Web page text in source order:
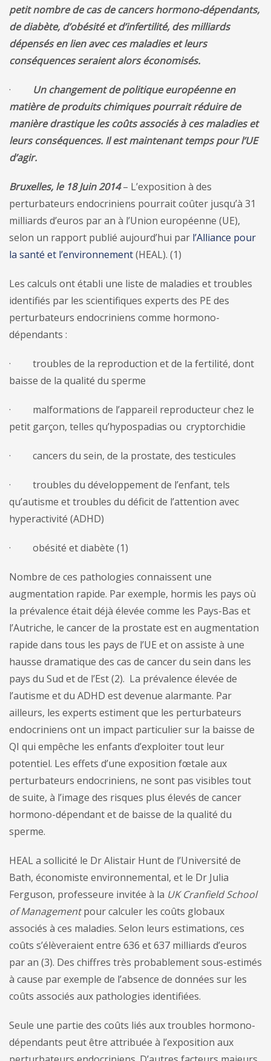
petit nombre de cas de cancers hormono-dépendants,
de diabète, d’obésité et d’infertilité, des milliards
dépensés en lien avec ces maladies et leurs
conséquences seraient alors économisés.
· Un changement de politique européenne en
matière de produits chimiques pourrait réduire de
manière drastique les coûts associés à ces maladies et
leurs conséquences. Il est maintenant temps pour l’UE
d’agir.
Bruxelles, le 18 Juin 2014– L’exposition à des
perturbateurs endocriniens pourrait coûter jusqu’à 31
milliards d’euros par an à l’Union européenne (UE),
selon un rapport publié aujourd’hui par l’Alliance pour
la santé et l’environnement(HEAL). (1)
Les calculs ont établi une liste de maladies et troubles
identifiés par les scientifiques experts des PE des
perturbateurs endocriniens comme hormono-
dépendants :
· troubles de la reproduction et de la fertilité, dont
baisse de la qualité du sperme
· malformations de l’appareil reproducteur chez le
petit garçon, telles qu’hypospadias ou cryptorchidie
· cancers du sein, de la prostate, des testicules
· troubles du développement de l’enfant, tels
qu’autisme et troubles du déficit de l’attention avec
hyperactivité (ADHD)
· obésité et diabète (1)
Nombre de ces pathologies connaissent une
augmentation rapide. Par exemple, hormis les pays où
la prévalence était déjà élevée comme les Pays-Bas et
l’Autriche, le cancer de la prostate est en augmentation
rapide dans tous les pays de l’UE et on assiste à une
hausse dramatique des cas de cancer du sein dans les
pays du Sud et de l’Est (2). La prévalence élevée de
l’autisme et du ADHD est devenue alarmante. Par
ailleurs, les experts estiment que les perturbateurs
endocriniens ont un impact particulier sur la baisse de
QI qui empêche les enfants d’exploiter tout leur
potentiel. Les effets d’une exposition fœtale aux
perturbateurs endocriniens, ne sont pas visibles tout
de suite, à l’image des risques plus élevés de cancer
hormono-dépendant et de baisse de la qualité du
sperme.
HEAL a sollicité le Dr Alistair Hunt de l’Université de
Bath, économiste environnemental, et le Dr Julia
Ferguson, professeure invitée à la UK Cranfield School
of Managementpour calculer les coûts globaux
associés à ces maladies. Selon leurs estimations, ces
coûts s’élèveraient entre 636 et 637 milliards d’euros
par an (3). Des chiffres très probablement sous-estimés
à cause par exemple de l’absence de données sur les
coûts associés aux pathologies identifiées.
Seule une partie des coûts liés aux troubles hormono-
dépendants peut être attribuée à l’exposition aux